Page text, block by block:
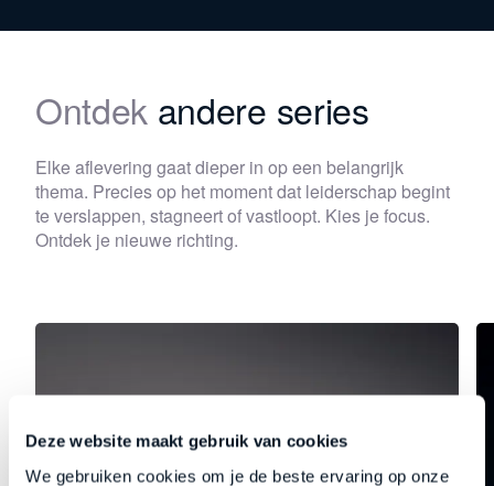
Deze website maakt gebruik van cookies
We gebruiken cookies om je de beste ervaring op onze
Ontdek andere series
Elke aflevering gaat dieper in op een belangrijk
thema. Precies op het moment dat leiderschap begint
te verslappen, stagneert of vastloopt. Kies je focus.
Ontdek je nieuwe richting.